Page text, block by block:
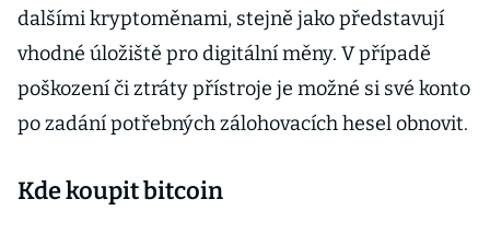
dalšími kryptoměnami, stejně jako představují
vhodné úložiště pro digitální měny. V případě
poškození či ztráty přístroje je možné si své konto
po zadání potřebných zálohovacích hesel obnovit.
Kde koupit bitcoin